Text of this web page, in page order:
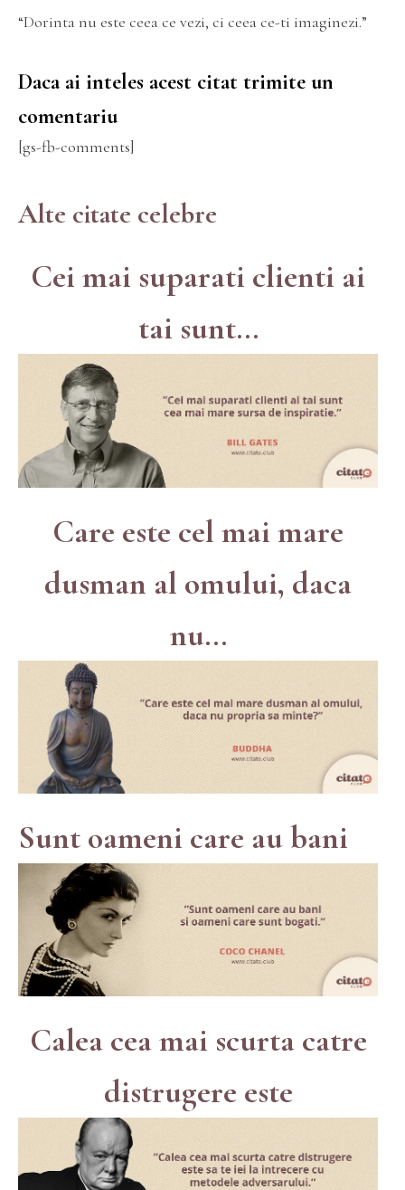
“Dorinta nu este ceea ce vezi, ci ceea ce-ti imaginezi.”
Daca ai inteles acest citat trimite un
comentariu
[gs-fb-comments]
Alte citate celebre
Cei mai suparati clienti ai
tai sunt...
Care este cel mai mare
dusman al omului, daca
nu...
Sunt oameni care au bani
Calea cea mai scurta catre
distrugere este